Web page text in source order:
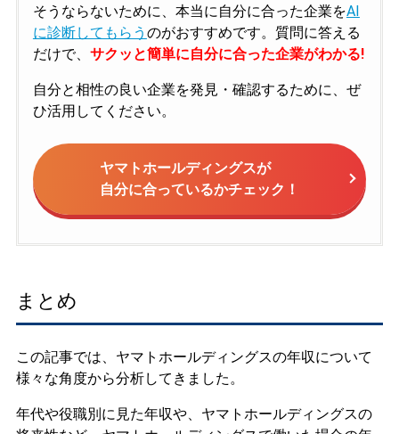
そうならないために、本当に自分に合った企業をAI
に診断してもらう のがおすすめです。質問に答える
だけで、 サクッと簡単に自分に合った企業がわかる!
自分と相性の良い企業を発見・確認するために、ぜ
ひ活用してください。
ヤマトホールディングスが
自分に合っているかチェック！
まとめ
この記事では、ヤマトホールディングスの年収について
様々な角度から分析してきました。
年代や役職別に見た年収や、ヤマトホールディングスの